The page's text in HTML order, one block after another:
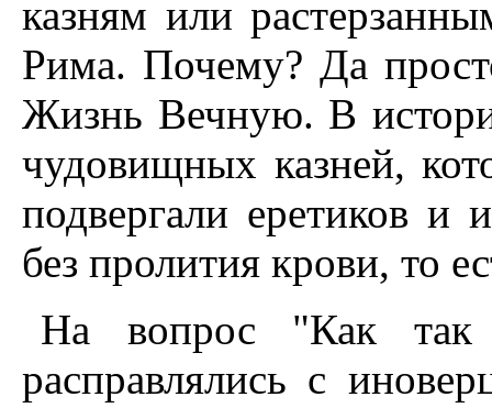
казням или
Рима. Почему? Да
Жизнь Вечную. В
чудовищных казней,
подвергали еретиков и
без пролития крови, то
На вопрос "Как так
расправлялись с